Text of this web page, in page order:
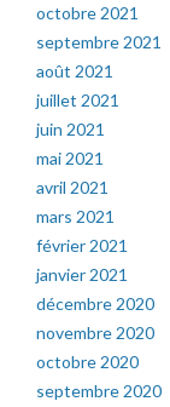
octobre 2021
septembre 2021
août 2021
juillet 2021
juin 2021
mai 2021
avril 2021
mars 2021
février 2021
janvier 2021
décembre 2020
novembre 2020
octobre 2020
septembre 2020